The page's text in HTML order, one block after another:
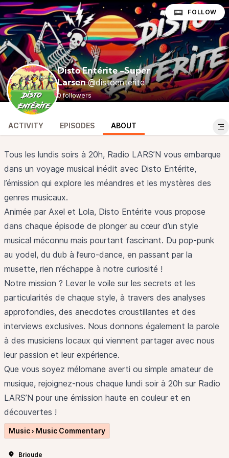
Disto Entérite -Super
Larsen @distoenterite
0 followers
FOLLOW
ACTIVITY EPISODES ABOUT
Tous les lundis soirs à 20h, Radio LARS’N vous embarque
dans un voyage musical inédit avec Disto Entérite,
l’émission qui explore les méandres et les mystères des
genres musicaux.
Animée par Axel et Lola, Disto Entérite vous propose
dans chaque épisode de plonger au cœur d’un style
musical méconnu mais pourtant fascinant. Du pop-punk
au yodel, du dub à l’euro-dance, en passant par la
musette, rien n’échappe à notre curiosité !
Notre mission ? Lever le voile sur les secrets et les
particularités de chaque style, à travers des analyses
approfondies, des anecdotes croustillantes et des
interviews exclusives. Nous donnons également la parole
à des musiciens locaux qui viennent partager avec nous
leur passion et leur expérience.
Que vous soyez mélomane averti ou simple amateur de
musique, rejoignez-nous chaque lundi soir à 20h sur Radio
LARS’N pour une émission haute en couleur et en
découvertes !
Music › Music Commentary
Brioude